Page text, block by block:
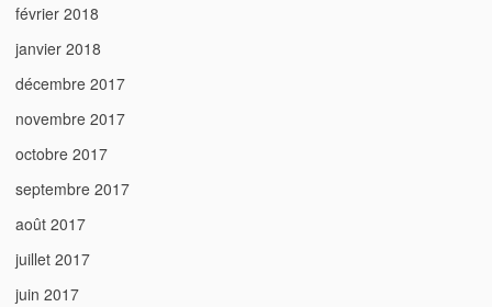
février 2018
janvier 2018
décembre 2017
novembre 2017
octobre 2017
septembre 2017
août 2017
juillet 2017
juin 2017